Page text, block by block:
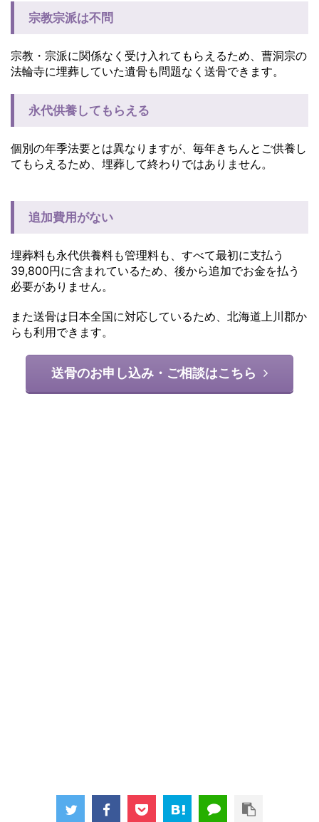
宗教宗派は不問
宗教・宗派に関係なく受け入れてもらえるため、曹洞宗の
法輪寺に埋葬していた遺骨も問題なく送骨できます。
永代供養してもらえる
個別の年季法要とは異なりますが、毎年きちんとご供養し
てもらえるため、埋葬して終わりではありません。
追加費用がない
埋葬料も永代供養料も管理料も、すべて最初に支払う
39,800円に含まれているため、後から追加でお金を払う
必要がありません。
また送骨は日本全国に対応しているため、北海道上川郡か
らも利用できます。
送骨のお申し込み・ご相談はこちら